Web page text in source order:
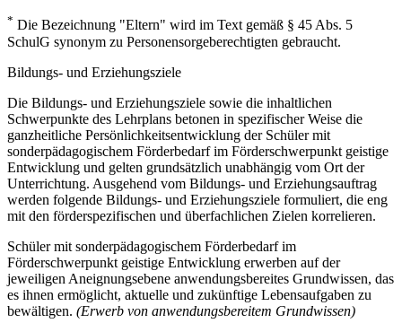
* Die Bezeichnung "Eltern" wird im Text gemäß § 45 Abs. 5
SchulG synonym zu Personensorgeberechtigten gebraucht.
Bildungs- und Erziehungsziele
Die Bildungs- und Erziehungsziele sowie die inhaltlichen
Schwerpunkte des Lehrplans betonen in spezifischer Weise die
ganzheitliche Persönlichkeitsentwicklung der Schüler mit
sonderpädagogischem Förderbedarf im Förderschwerpunkt geistige
Entwicklung und gelten grundsätzlich unabhängig vom Ort der
Unterrichtung. Ausgehend vom Bildungs- und Erziehungsauftrag
werden folgende Bildungs- und Erziehungsziele formuliert, die eng
mit den förderspezifischen und überfachlichen Zielen korrelieren.
Schüler mit sonderpädagogischem Förderbedarf im
Förderschwerpunkt geistige Entwicklung erwerben auf der
jeweiligen Aneignungsebene anwendungsbereites Grundwissen, das
es ihnen ermöglicht, aktuelle und zukünftige Lebensaufgaben zu
bewältigen. (Erwerb von anwendungsbereitem Grundwissen)